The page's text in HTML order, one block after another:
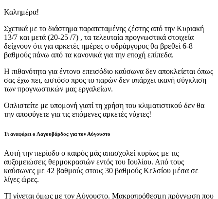
Καλημέρα!
Σχετικά με το διάστημα παρατεταμένης ζέστης από την Κυριακή
13/7 και μετά (20-25 /7) , τα τελευταία προγνωστικά στοιχεία
δείχνουν ότι για αρκετές ημέρες ο υδράργυρος θα βρεθεί 6-8
βαθμούς πάνω από τα κανονικά για την εποχή επίπεδα.
Η πιθανότητα για έντονο επεισόδιο καύσωνα δεν αποκλείεται όπως
σας έχω πει, ωστόσο προς το παρών δεν υπάρχει ικανή σύγκλιση
των προγνωστικών μας εργαλείων.
Οπλιστείτε με υπομονή γιατί τη χρήση του κλιματιστικού δεν θα
την αποφύγετε για τις επόμενες αρκετές νύχτες!
Τι αναφέρει ο Λαγουβάρδος για τον Αύγουστο
Αυτή την περίοδο ο καιρός μάς απασχολεί κυρίως με τις
αυξομειώσεις θερμοκρασιών εντός του Ιουλίου. Από τους
καύσωνες με 42 βαθμούς στους 30 βαθμούς Κελσίου μέσα σε
λίγες ώρες.
ΤΙ γίνεται όμως με τον Αύγουστο. Μακροπρόθεσμη πρόγνωση που